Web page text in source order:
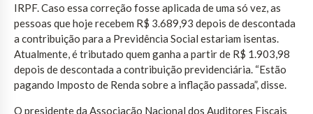
IRPF. Caso essa correção fosse aplicada de uma só vez, as
pessoas que hoje recebem R$ 3.689,93 depois de descontada
a contribuição para a Previdência Social estariam isentas.
Atualmente, é tributado quem ganha a partir de R$ 1.903,98
depois de descontada a contribuição previdenciária. “Estão
pagando Imposto de Renda sobre a inflação passada”, disse.
O presidente da Associação Nacional dos Auditores Fiscais